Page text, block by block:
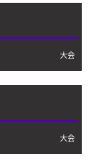
大会
大会